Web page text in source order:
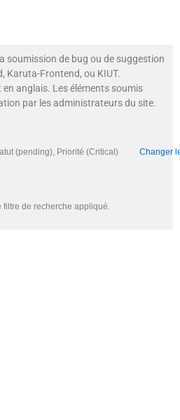
soumission de bug ou de suggestion
Karuta-Frontend, ou KIUT.
en anglais. Les éléments soumis
par les administrateurs du site.
(pending), Priorité (Critical) Changer
de recherche appliqué.